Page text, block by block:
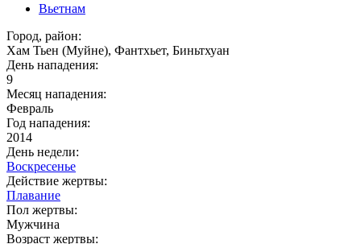
Вьетнам
Город, район:
Хам Тьен (Муйне), Фантхьет, Биньтхуан
День нападения:
9
Месяц нападения:
Февраль
Год нападения:
2014
День недели:
Воскресенье
Действие жертвы:
Плавание
Пол жертвы:
Мужчина
Возраст жертвы: